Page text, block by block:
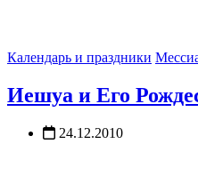
Календарь и праздники
Иешуа и Его
24.12.2010